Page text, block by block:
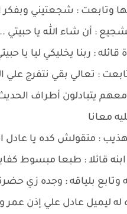
وتابعت : شجعتيني
: أن شاء الله يا
: ربنا يخليكي ليا يا
: تعالي بقي نتفرج علي
يتبادلون أطراف الحديث
معانا
: متقولش كده يا عادل
قائلا : طبعا مبسوط
وتابع بلياقه : وجده زي
ليميل عادل علي إذن عمر